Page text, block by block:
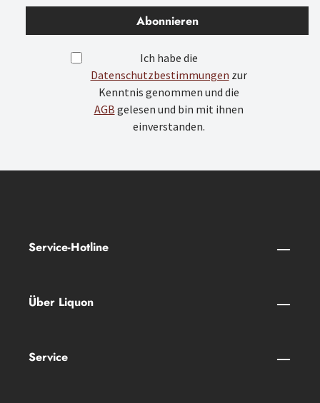
Abonnieren
Ich habe die
Datenschutzbestimmungen zur
Kenntnis genommen und die
AGB gelesen und bin mit ihnen
einverstanden.
Service-Hotline
Über Liquon
Service